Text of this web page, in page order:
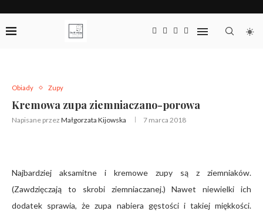
Obiady Zupy
Kremowa zupa ziemniaczano-porowa
Napisane przez Małgorzata Kijowska 7 marca 2018
Najbardziej aksamitne i kremowe zupy są z ziemniaków.
(Zawdzięczają to skrobi ziemniaczanej.) Nawet niewielki ich
dodatek sprawia, że zupa nabiera gęstości i takiej miękkości.